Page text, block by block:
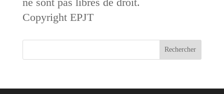
Copyright EPJT